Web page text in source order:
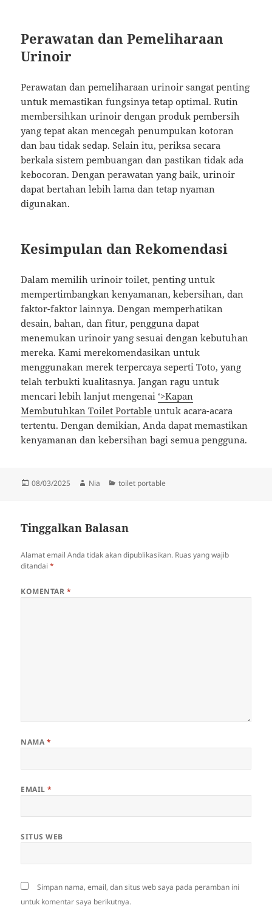
Perawatan dan Pemeliharaan
Urinoir
Perawatan dan pemeliharaan urinoir sangat penting
untuk memastikan fungsinya tetap optimal. Rutin
membersihkan urinoir dengan produk pembersih
yang tepat akan mencegah penumpukan kotoran
dan bau tidak sedap. Selain itu, periksa secara
berkala sistem pembuangan dan pastikan tidak ada
kebocoran. Dengan perawatan yang baik, urinoir
dapat bertahan lebih lama dan tetap nyaman
digunakan.
Kesimpulan dan Rekomendasi
Dalam memilih urinoir toilet, penting untuk
mempertimbangkan kenyamanan, kebersihan, dan
faktor-faktor lainnya. Dengan memperhatikan
desain, bahan, dan fitur, pengguna dapat
menemukan urinoir yang sesuai dengan kebutuhan
mereka. Kami merekomendasikan untuk
menggunakan merek terpercaya seperti Toto, yang
telah terbukti kualitasnya. Jangan ragu untuk
mencari lebih lanjut mengenai ‘>Kapan
Membutuhkan Toilet Portable untuk acara-acara
tertentu. Dengan demikian, Anda dapat memastikan
kenyamanan dan kebersihan bagi semua pengguna.
Diposkan
08/03/2025 Penulis
Nia Kategori
toilet portable
Tinggalkan Balasan
Alamat email Anda tidak akan dipublikasikan. Ruas yang wajib
ditandai*
KOMENTAR *
NAMA *
EMAIL*
SITUS WEB
Simpan nama, email, dan situs web saya pada peramban ini
untuk komentar saya berikutnya.